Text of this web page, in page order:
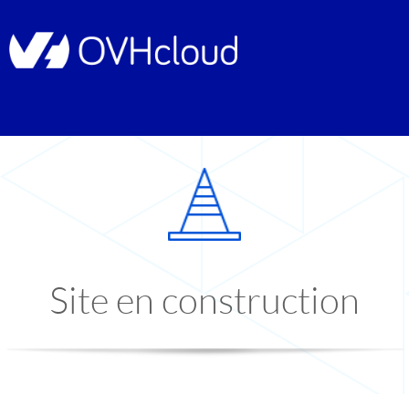
Site en construction